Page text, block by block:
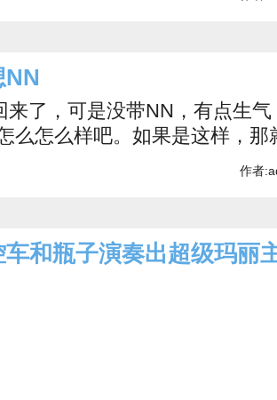
NN
来了，可是没带NN，有点生
么怎么样吧。如果是这样，那
作者
车和瓶子演奏出超级玛丽